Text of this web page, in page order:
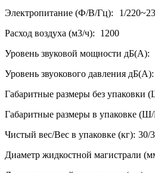
Электропитание (Ф/В/Гц):
1/
Расход воздуха (м3/ч):
1200
Уровень звуковой мощности дБ(А):
Уровень звуокового давления дБ(А):
Габаритные размеры без
Габаритные размеры в упаковке
Чистый вес/Вес в упаковке (кг): 30/
Диаметр жидкостной магистрали